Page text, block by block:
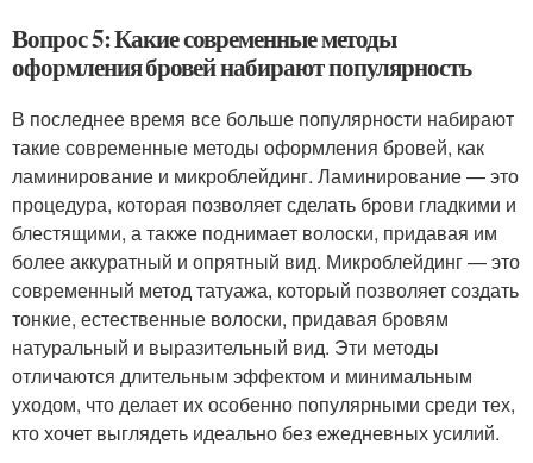
Вопрос 5: Какие современные методы
оформления бровей набирают популярность
В последнее время все больше популярности набирают
такие современные методы оформления бровей, как
ламинирование и микроблейдинг. Ламинирование — это
процедура, которая позволяет сделать брови гладкими и
блестящими, а также поднимает волоски, придавая им
более аккуратный и опрятный вид. Микроблейдинг — это
современный метод татуажа, который позволяет создать
тонкие, естественные волоски, придавая бровям
натуральный и выразительный вид. Эти методы
отличаются длительным эффектом и минимальным
уходом, что делает их особенно популярными среди тех,
кто хочет выглядеть идеально без ежедневных усилий.